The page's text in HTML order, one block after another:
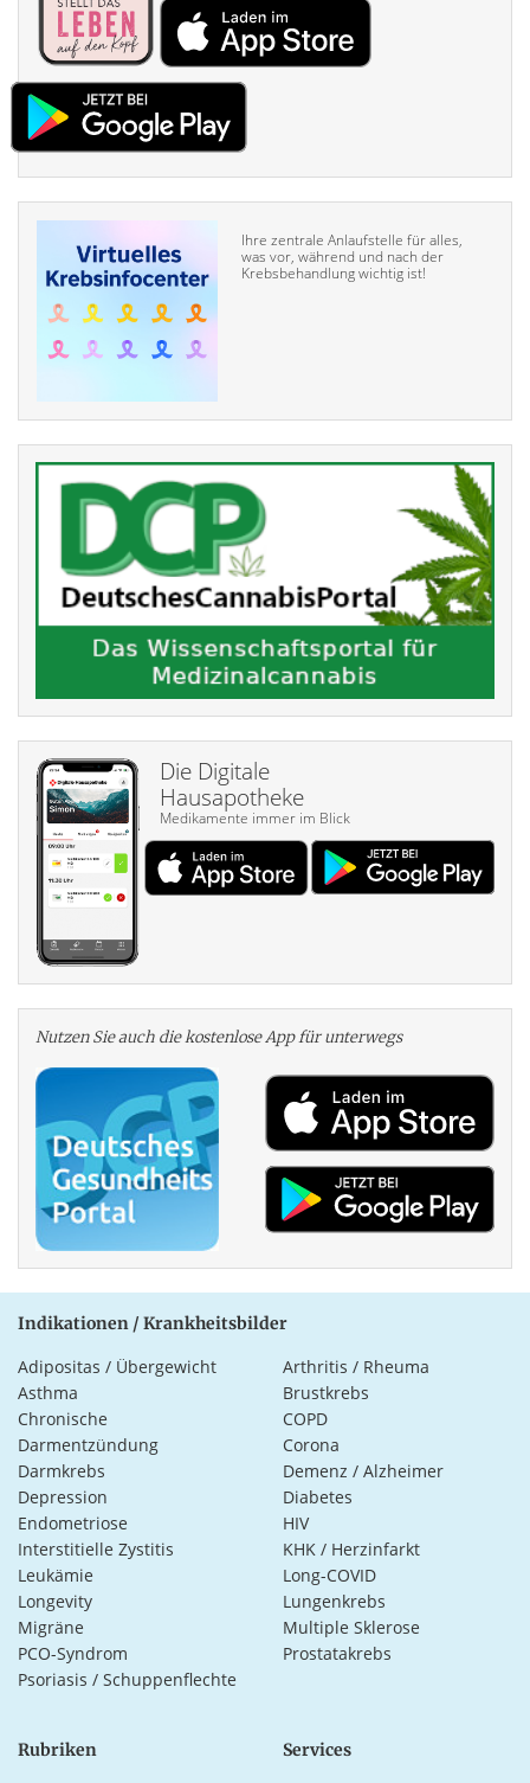
Ihre zentrale Anlaufstelle für alles,
was vor, während und nach der
Krebsbehandlung wichtig ist!
Die Digitale
Hausapotheke
Medikamente immer im Blick
Nutzen Sie auch die kosten­lose App für unterwegs
Indikationen / Krankheitsbilder
Adipositas / Übergewicht
Arthritis / Rheuma
Asthma
Brustkrebs
Chronische
Darmentzündung
COPD
Corona
Darmkrebs
Demenz / Alzheimer
Depression
Diabetes
Endometriose
HIV
Interstitielle Zystitis
KHK / Herzinfarkt
Leukämie
Long-COVID
Longevity
Lungenkrebs
Migräne
Multiple Sklerose
PCO-Syndrom
Prostatakrebs
Psoriasis / Schuppenflechte
Rubriken Services